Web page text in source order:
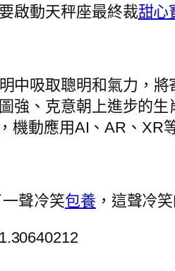
啟動天秤座最終裁甜心
中吸取聰明和氣力，將
強、克意朝上進步的
，機動應用AI、AR、XR
聲冷笑包養 ，這聲冷